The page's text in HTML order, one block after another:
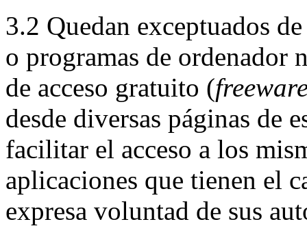
3.2 Quedan exceptuados
o programas de ordenador
de acceso gratuito (
desde diversas páginas de
facilitar el acceso a los
aplicaciones que tienen el
expresa voluntad de sus